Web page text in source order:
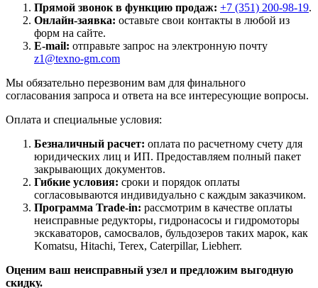
Прямой звонок в функцию продаж: +7 (351) 200-98-19.
Онлайн-заявка: оставьте свои контакты в любой из
форм на сайте.
E-mail: отправьте запрос на электронную почту
z1@texno-gm.com
Мы обязательно перезвоним вам для финального
согласования запроса и ответа на все интересующие вопросы.
Оплата и специальные условия:
Безналичный расчет: оплата по расчетному счету для
юридических лиц и ИП. Предоставляем полный пакет
закрывающих документов.
Гибкие условия: сроки и порядок оплаты
согласовываются индивидуально с каждым заказчиком.
Программа Trade-in: рассмотрим в качестве оплаты
неисправные редукторы, гидронасосы и гидромоторы
экскаваторов, самосвалов, бульдозеров таких марок, как
Komatsu, Hitachi, Terex, Caterpillar, Liebherr.
Оценим ваш неисправный узел и предложим выгодную
скидку.